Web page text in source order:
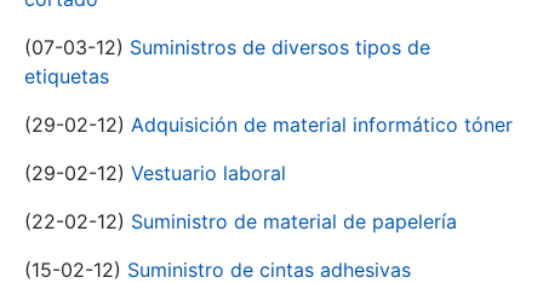
(07-03-12) Suministros de diversos tipos de
etiquetas
(29-02-12) Adquisición de material informático tóner
(29-02-12) Vestuario laboral
(22-02-12) Suministro de material de papelería
(15-02-12) Suministro de cintas adhesivas